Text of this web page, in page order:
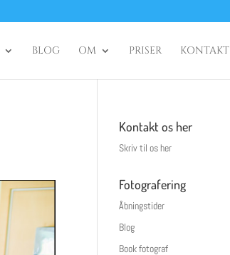
BLOG OM PRISER KONTAKT
Kontakt os her
Skriv til os her
Fotografering
Åbningstider
Blog
Book fotograf